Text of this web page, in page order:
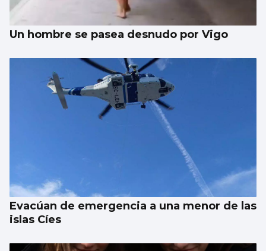
Un hombre se pasea desnudo por Vigo
Evacúan de emergencia a una menor de las
islas Cíes